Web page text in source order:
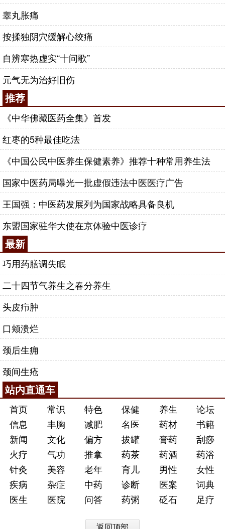
睾丸胀痛
按揉独阴穴缓解心绞痛
自辨寒热虚实“十问歌”
元气无为治好旧伤
推荐
《中华佛藏医药全集》首发
红枣的5种最佳吃法
《中国公民中医养生保健素养》推荐十种常用养生法
国家中医药局曝光一批虚假违法中医医疗广告
王国强：中医药发展列为国家战略具备良机
东盟国家驻华大使在京体验中医诊疗
最新
巧用药膳调失眠
二十四节气养生之春分养生
头皮疖肿
口颊溃烂
颈后生痈
颈间生疮
站内直通车
首页 常识 特色 保健 养生
论坛
信息
丰胸 减肥 名医 药材
书籍
新闻
文化 偏方 拔罐 膏药
刮痧
火疗
气功 推拿 药茶 药酒
药浴
针灸
美容 老年 育儿 男性
女性
疾病
杂症 中药 诊断 医案
词典
医生
医院 问答 药粥 砭石 足疗